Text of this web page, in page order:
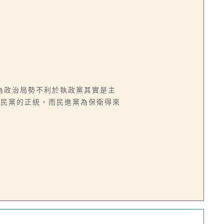
治局勢不利於執政黨其實是主
黨的正統，而民進黨為保衛得來